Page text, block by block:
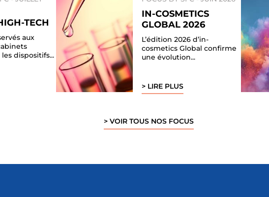
TECH
aux
dispositifs...
IN-COSMETICS
GLOBAL 2026
L’édition 2026 d’in-
cosmetics Global confirme
une évolution...
> LIRE PLUS
> VOIR TOUS NOS FOCUS